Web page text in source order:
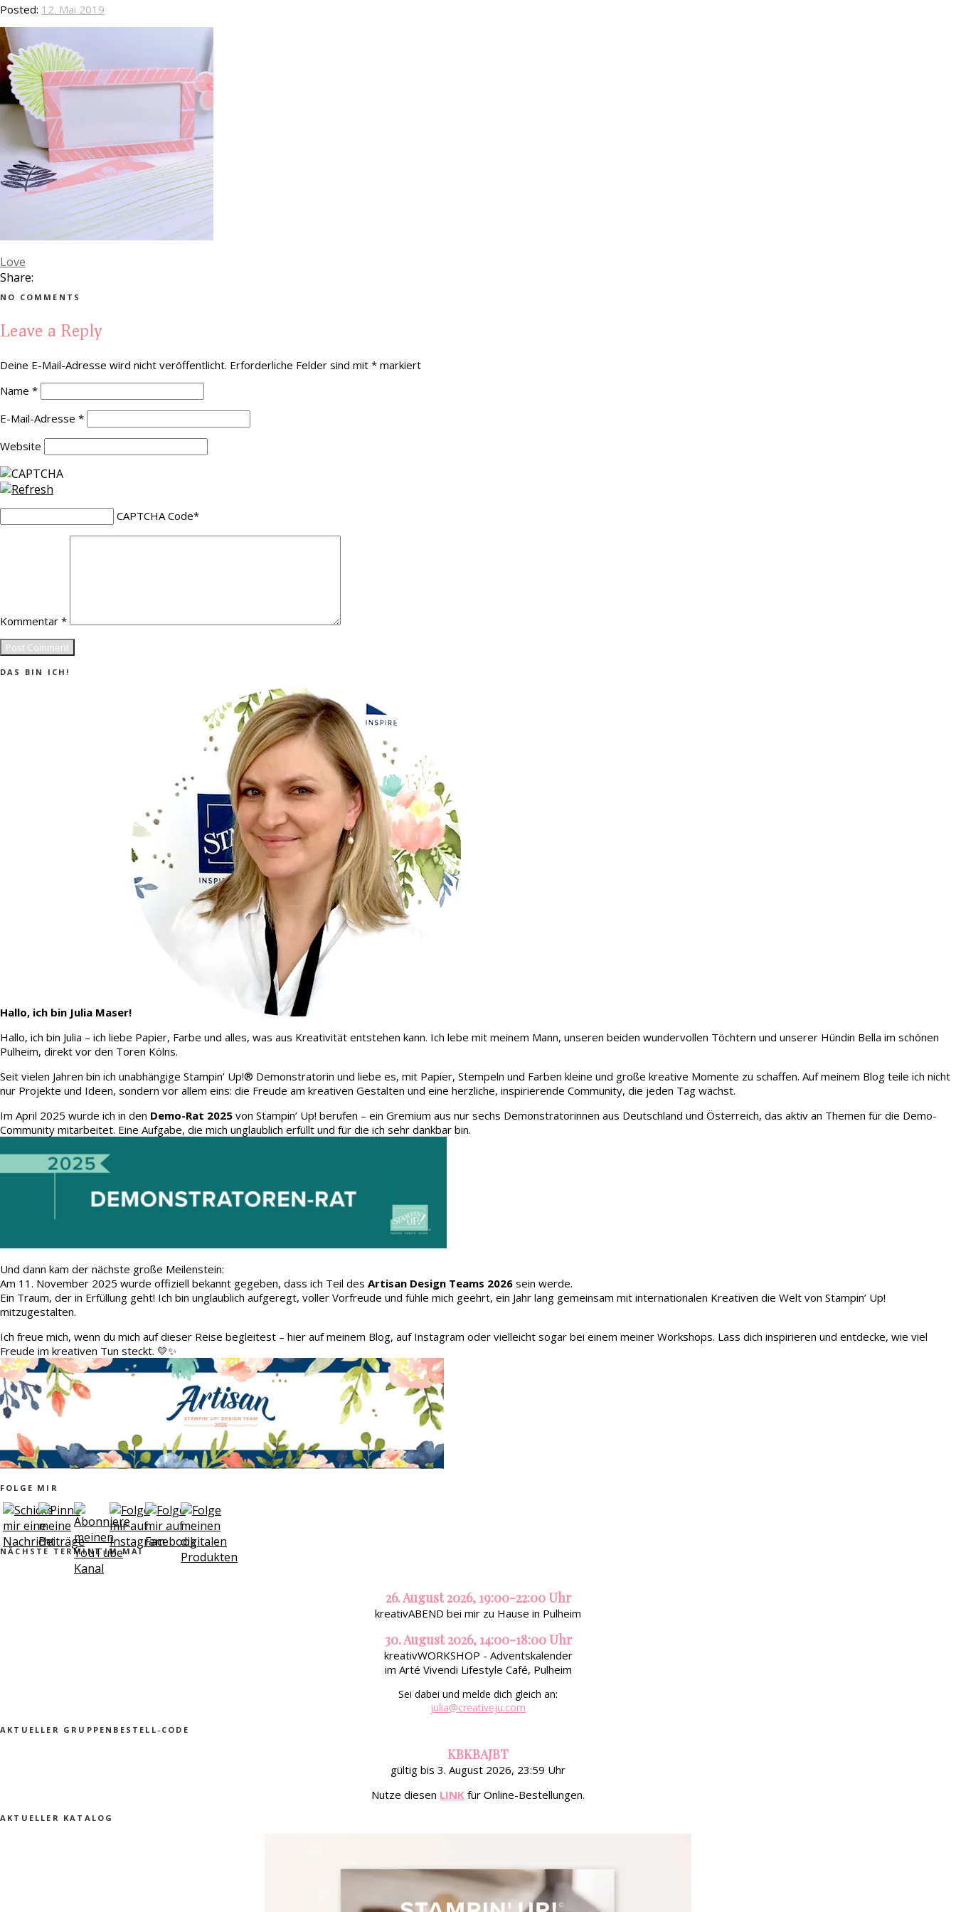
Posted: 12. Mai 2019
Love
Share:
NO COMMENTS
Leave a Reply
Deine E-Mail-Adresse wird nicht veröffentlicht. Erforderliche Felder sind mit * markiert
Name *
E-Mail-Adresse *
Website
CAPTCHA Code*
Kommentar *
DAS BIN ICH!
Hallo, ich bin Julia Maser!
Hallo, ich bin Julia – ich liebe Papier, Farbe und alles, was aus Kreativität entstehen kann. Ich lebe mit meinem Mann, unseren beiden wundervollen Töchtern und unserer Hündin Bella im schönen
Pulheim, direkt vor den Toren Kölns.
Seit vielen Jahren bin ich unabhängige Stampin’ Up!® Demonstratorin und liebe es, mit Papier, Stempeln und Farben kleine und große kreative Momente zu schaffen. Auf meinem Blog teile ich nicht
nur Projekte und Ideen, sondern vor allem eins: die Freude am kreativen Gestalten und eine herzliche, inspirierende Community, die jeden Tag wächst.
Im April 2025 wurde ich in den Demo-Rat 2025 von Stampin’ Up! berufen – ein Gremium aus nur sechs Demonstratorinnen aus Deutschland und Österreich, das aktiv an Themen für die Demo-
Community mitarbeitet. Eine Aufgabe, die mich unglaublich erfüllt und für die ich sehr dankbar bin.
Und dann kam der nächste große Meilenstein:
Am 11. November 2025 wurde offiziell bekannt gegeben, dass ich Teil des Artisan Design Teams 2026 sein werde.
Ein Traum, der in Erfüllung geht! Ich bin unglaublich aufgeregt, voller Vorfreude und fühle mich geehrt, ein Jahr lang gemeinsam mit internationalen Kreativen die Welt von Stampin’ Up!
mitzugestalten.
Ich freue mich, wenn du mich auf dieser Reise begleitest – hier auf meinem Blog, auf Instagram oder vielleicht sogar bei einem meiner Workshops. Lass dich inspirieren und entdecke, wie viel
Freude im kreativen Tun steckt. 💛✨
FOLGE MIR
NÄCHSTE TERMINE IM MAI
26. August 2026, 19:00-22:00 Uhr
kreativABEND bei mir zu Hause in Pulheim
30. August 2026, 14:00-18:00 Uhr
kreativWORKSHOP - Adventskalender
im Arté Vivendi Lifestyle Café, Pulheim
Sei dabei und melde dich gleich an:
julia@creativeju.com
AKTUELLER GRUPPENBESTELL-CODE
KBKBAJBT
gültig bis 3. August 2026, 23:59 Uhr
Nutze diesen LINK für Online-Bestellungen.
AKTUELLER KATALOG